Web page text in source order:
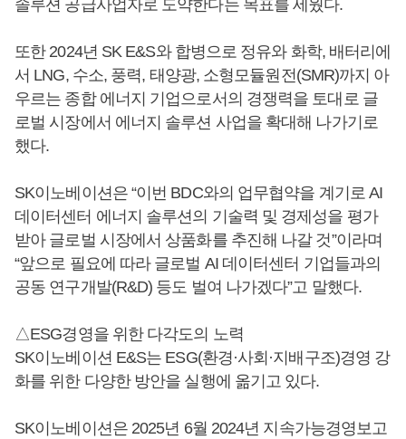
솔루션 공급사업자로 도약한다는 목표를 세웠다.
또한 2024년 SK E&S와 합병으로 정유와 화학, 배터리에
서 LNG, 수소, 풍력, 태양광, 소형모듈원전(SMR)까지 아
우르는 종합 에너지 기업으로서의 경쟁력을 토대로 글
로벌 시장에서 에너지 솔루션 사업을 확대해 나가기로
했다.
SK이노베이션은 “이번 BDC와의 업무협약을 계기로 AI
데이터센터 에너지 솔루션의 기술력 및 경제성을 평가
받아 글로벌 시장에서 상품화를 추진해 나갈 것”이라며
“앞으로 필요에 따라 글로벌 AI 데이터센터 기업들과의
공동 연구개발(R&D) 등도 벌여 나가겠다”고 말했다.
△ESG경영을 위한 다각도의 노력
SK이노베이션 E&S는 ESG(환경·사회·지배구조)경영 강
화를 위한 다양한 방안을 실행에 옮기고 있다.
SK이노베이션은 2025년 6월 2024년 지속가능경영보고